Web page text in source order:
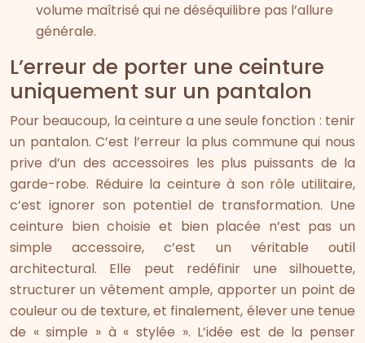
volume maîtrisé qui ne déséquilibre pas l’allure
générale.
L’erreur de porter une ceinture
uniquement sur un pantalon
Pour beaucoup, la ceinture a une seule fonction : tenir
un pantalon. C’est l’erreur la plus commune qui nous
prive d’un des accessoires les plus puissants de la
garde-robe. Réduire la ceinture à son rôle utilitaire,
c’est ignorer son potentiel de transformation. Une
ceinture bien choisie et bien placée n’est pas un
simple accessoire, c’est un véritable outil
architectural. Elle peut redéfinir une silhouette,
structurer un vêtement ample, apporter un point de
couleur ou de texture, et finalement, élever une tenue
de « simple » à « stylée ». L’idée est de la penser